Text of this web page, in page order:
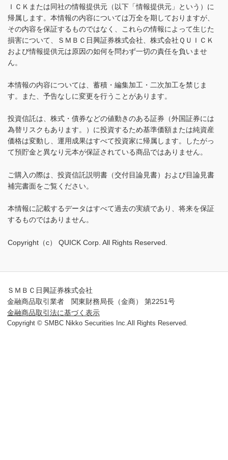
ＩＣＫまたは同社の情報提供元（以下「情報提供元」という）に
帰属します。本情報の内容については万全を期しておりますが、
その内容を保証するものではなく、これらの情報によって生じた
損害について、ＳＭＢＣ日興証券株式会社、株式会社ＱＵＩＣＫ
および情報提供元は原因の如何を問わず一切の責任を負いませ
ん。
本情報の内容については、蓄積・編集加工・二次加工を禁じま
す。また、予告なしに変更を行うことがあります。
投資信託は、株式・債券などの値動きのある証券（外国証券には
為替リスクもあります。）に投資するため基準価額または純資産
価格は変動し、運用成果はすべて投資家に帰属します。したがっ
て預貯金と異なり元本が保証されている商品ではありません。
ご購入の際は、投資信託説明書（交付目論見書）および目論見書
補完書面をご覧ください。
本情報に記載するデータはすべて過去の実績であり、将来を保証
するものではありません。
Copyright（c） QUICK Corp. All Rights Reserved.
ＳＭＢＣ日興証券株式会社
金融商品取引業者 関東財務局長（金商） 第2251号
金融商品取引法に基づく表示
Copyright © SMBC Nikko Securities Inc.All Rights Reserved.